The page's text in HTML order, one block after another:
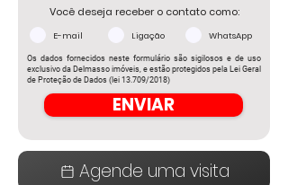
Você deseja receber o contato como:
E-mail Ligação WhatsApp
Os dados fornecidos neste formulário são sigilosos e de uso
exclusivo da Delmasso imóveis, e estão protegidos pela Lei Geral
de Proteção de Dados (lei 13.709/2018)
ENVIAR
Agende uma visita